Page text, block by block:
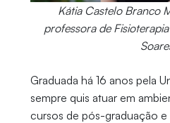
Kátia Castelo Branco
professora de
Graduada há 16 anos pela
sempre quis atuar em
cursos de pós-graduação e